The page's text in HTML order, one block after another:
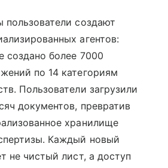
создают
агентов:
создано более 7000
по 14 категориям
Пользователи загрузили
документов, превратив
хранилище
Каждый новый
не чистый лист, а доступ